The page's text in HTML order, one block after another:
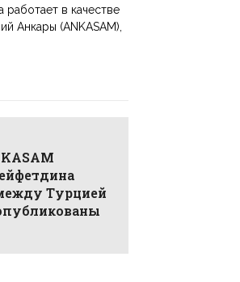
в качестве
Анкары (ANKASAM),
Турцией